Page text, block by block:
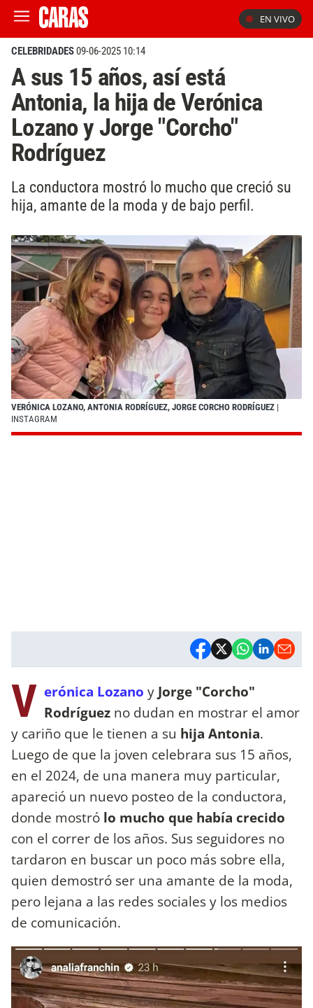
EN VIVO
CELEBRIDADES09-06-2025 10:14
A sus 15 años, así está
Antonia, la hija de Verónica
Lozano y Jorge "Corcho"
Rodríguez
La conductora mostró lo mucho que creció su
hija, amante de la moda y de bajo perfil.
VERÓNICA LOZANO, ANTONIA RODRÍGUEZ, JORGE CORCHO RODRÍGUEZ |
INSTAGRAM
V erónica Lozano y Jorge "Corcho"
Rodríguez no dudan en mostrar el amor
y cariño que le tienen a su hija Antonia.
Luego de que la joven celebrara sus 15 años,
en el 2024, de una manera muy particular,
apareció un nuevo posteo de la conductora,
donde mostró lo mucho que había crecido
con el correr de los años. Sus seguidores no
tardaron en buscar un poco más sobre ella,
quien demostró ser una amante de la moda,
pero lejana a las redes sociales y los medios
de comunicación.